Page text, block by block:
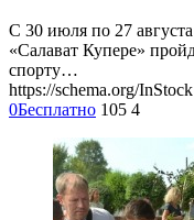
С 30 июля по 27
«Салават Купере»
спорту…
https://schema.org/InStock
0Бесплатно 105 4